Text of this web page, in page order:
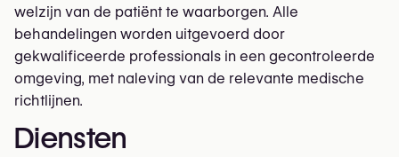
welzijn van de patiënt te waarborgen. Alle
behandelingen worden uitgevoerd door
gekwalificeerde professionals in een gecontroleerde
omgeving, met naleving van de relevante medische
richtlijnen.
Diensten